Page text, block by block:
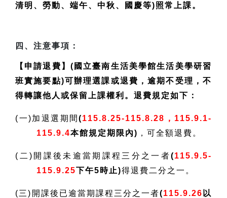
清明、勞動、端午、中秋、國慶等)照常上課。
四、注意事項：
【申請退費】(國立臺南生活美學館生活美學研習
班實施要點)可辦理選課或退費，逾期不受理，不
得轉讓他人或保留上課權利。退費規定如下：
(一)加退選期間(115.8.25-115.8.28，115.9.1-
115.9.4本館規定期限內) ，可全額退費。
(二)開課後未逾當期課程三分之一者(115.9.5-
115.9.25下午5時止)得退費二分之一。
(三)開課後已逾當期課程三分之一者(115.9.26 以